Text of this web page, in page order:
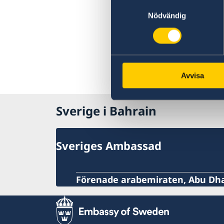
Nödvändig
Avvisa
Sverige i Bahrain
Sveriges Ambassad
Förenade arabemiraten, Abu